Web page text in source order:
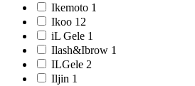
Ikemoto 1
Ikoo 12
iL Gele 1
Ilash&Ibrow 1
ILGele 2
Iljin 1